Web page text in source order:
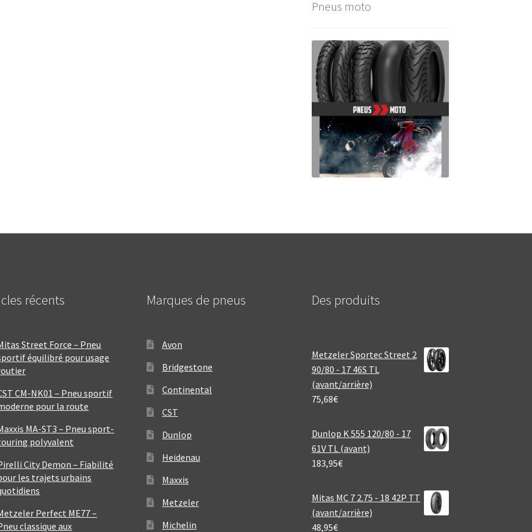
Pneus moto
récents
Street Force – Pneu
équilibré pour usage
CM-NK01 – Pneu sportif
pour la route
MA-ST3 – Pneu sport-
polyvalent
City Demon – Fiabilité
les trajets urbains
Perfect ME77 –
classique aux
Marques de pneus
Avon
Bridgestone
Continental
CST
Dunlop
Heidenau
Maxxis
Metzeler
Michelin
Des produits
Metzeler Sportec Street 2
90/80 - 17 46S TL
(avant/arrière)
75,68€
Dunlop K 555 120/80 - 17
61V TL (avant)
183,95€
Mitas MC 7 2.75 - 18 42P TT
(avant/arrière)
48,95€